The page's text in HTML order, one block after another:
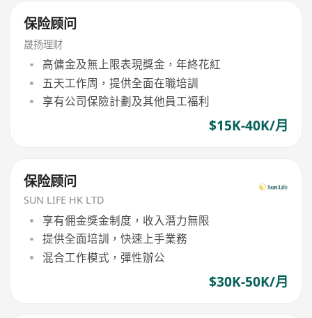
保险顾问
晟扬理财
高傭金及無上限表現獎金，年終花紅
五天工作周，提供全面在職培訓
享有公司保險計劃及其他員工福利
$15K-40K/月
保险顾问
SUN LIFE HK LTD
享有佣金獎金制度，收入潛力無限
提供全面培訓，快速上手業務
混合工作模式，彈性辦公
$30K-50K/月